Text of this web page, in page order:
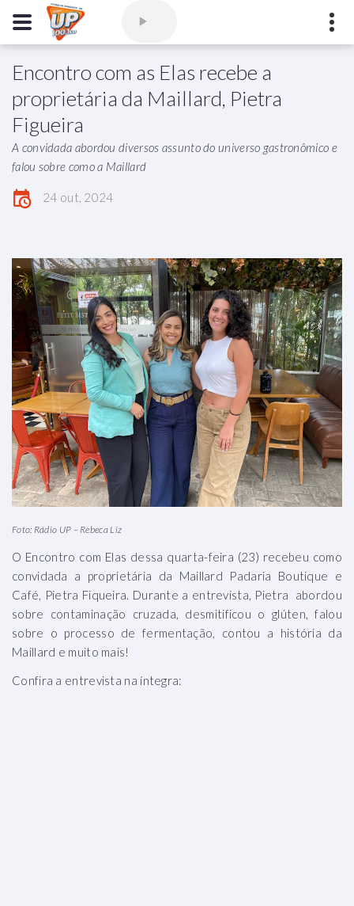
Comercial(77) 3421-3710
Ouvintes
(77) 3424-1001
Vitória da Conquista - Bahia
Encontro com as Elas recebe a
proprietária da Maillard, Pietra
Figueira
A convidada abordou diversos assunto do universo gastronômico e
falou sobre como a Maillard
24 out, 2024
Foto: Rádio UP – Rebeca Liz
O Encontro com Elas dessa quarta-feira (23) recebeu como
convidada a proprietária da Maillard Padaria Boutique e
Café, Pietra Fiqueira. Durante a entrevista, Pietra abordou
sobre contaminação cruzada, desmitificou o glúten, falou
sobre o processo de fermentação, contou a história da
Maillard e muito mais!
Confira a entrevista na íntegra: